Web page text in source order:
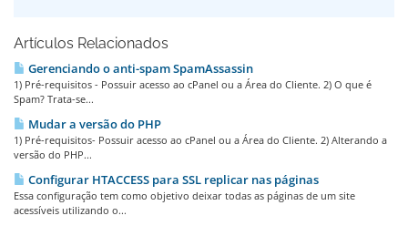
Artículos Relacionados
Gerenciando o anti-spam SpamAssassin
1) Pré-requisitos - Possuir acesso ao cPanel ou a Área do Cliente. 2) O que é
Spam? Trata-se...
Mudar a versão do PHP
1) Pré-requisitos- Possuir acesso ao cPanel ou a Área do Cliente. 2) Alterando a
versão do PHP...
Configurar HTACCESS para SSL replicar nas páginas
Essa configuração tem como objetivo deixar todas as páginas de um site
acessíveis utilizando o...